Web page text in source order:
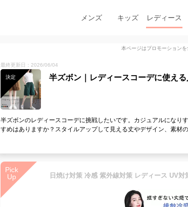
メンズ キッズ レディース
本ページはプロモーション
最終更新日：2026/06/04
決定 半ズボン｜レディースコーデに使え
半ズボンのレディースコーデに挑戦したいです。カジュアルになり
すめはありますか？スタイルアップして見える丈やデザイン、素材
Pick
Up